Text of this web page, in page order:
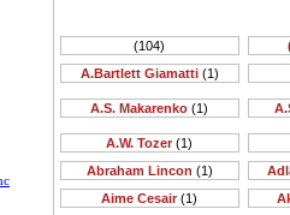
(104)
A.Bartlett Giamatti(1)
A.S. Makarenko (1)
A.W. Tozer (1)
Abraham Lincon (1)
Aime Cesair (1)